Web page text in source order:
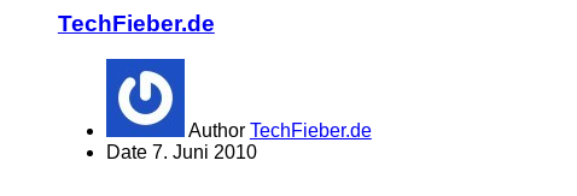
TechFieber.de
Author TechFieber.de
Date 7. Juni 2010